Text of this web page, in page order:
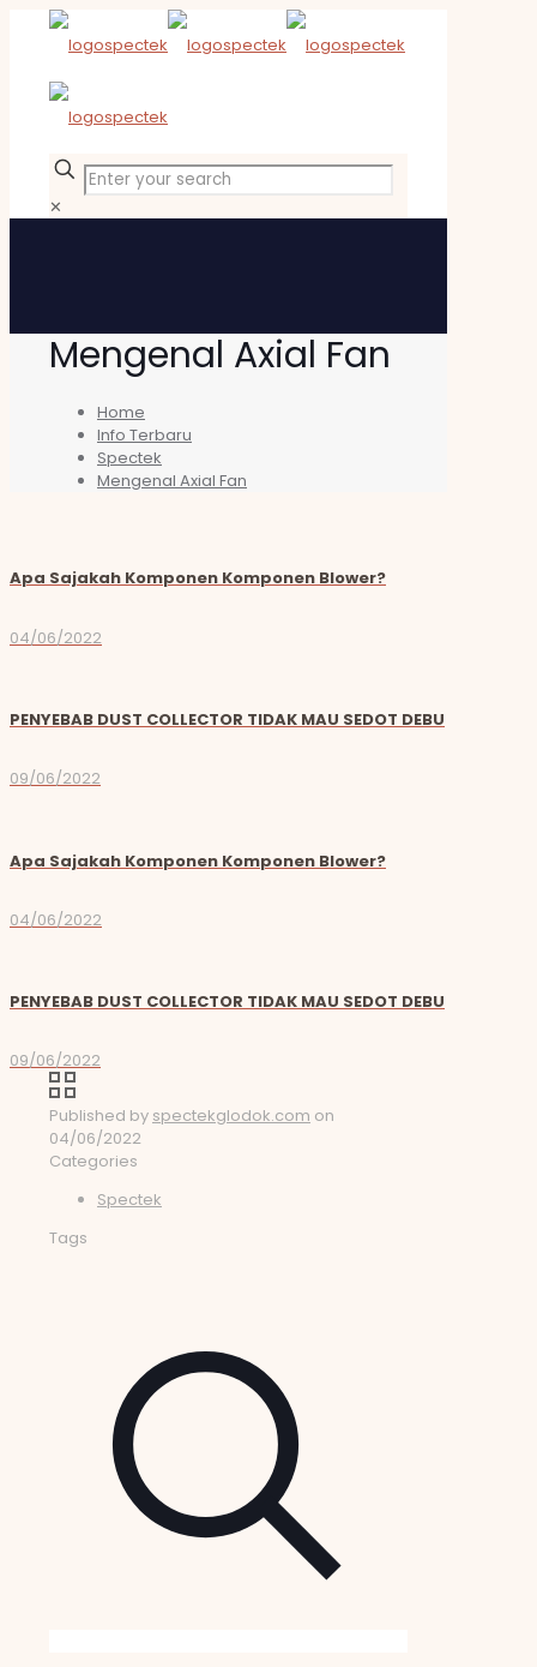
✕
Mengenal Axial Fan
Home
Info Terbaru
Spectek
Mengenal Axial Fan
Apa Sajakah Komponen Komponen Blower?
04/06/2022
PENYEBAB DUST COLLECTOR TIDAK MAU SEDOT DEBU
09/06/2022
Apa Sajakah Komponen Komponen Blower?
04/06/2022
PENYEBAB DUST COLLECTOR TIDAK MAU SEDOT DEBU
09/06/2022
Published by spectekglodok.com on
04/06/2022
Categories
Spectek
Tags